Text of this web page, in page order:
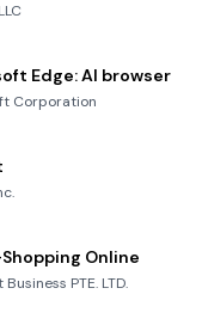
Edge: AI browser
Corporation
Shopping Online
PTE. LTD.